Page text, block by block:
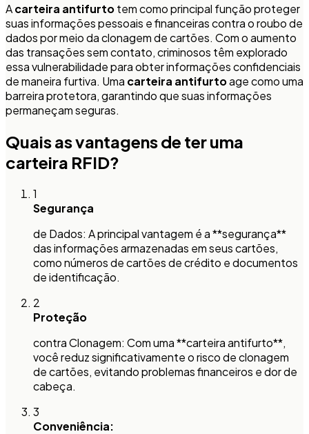
Acarteira antifurtotem como principal função proteger
suas informações pessoais e financeiras contra o roubo de
dados por meio da clonagem de cartões. Com o aumento
das transações sem contato, criminosos têm explorado
essa vulnerabilidade para obter informações confidenciais
de maneira furtiva. Uma carteira antifurtoage como uma
barreira protetora, garantindo que suas informações
permaneçam seguras.
Quais as vantagens de ter uma
carteira RFID?
1
Segurança
de Dados: A principal vantagem é a **segurança**
das informações armazenadas em seus cartões,
como números de cartões de crédito e documentos
de identificação.
2
Proteção
contra Clonagem: Com uma **carteira antifurto**,
você reduz significativamente o risco de clonagem
de cartões, evitando problemas financeiros e dor de
cabeça.
3
Conveniência: